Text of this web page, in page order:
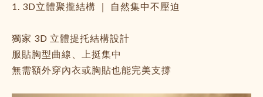
1. 3D立體聚攏結構 ｜ 自然集中不壓迫
獨家 3D 立體提托結構設計
服貼胸型曲線、上挺集中
無需額外穿內衣或胸貼也能完美支撐